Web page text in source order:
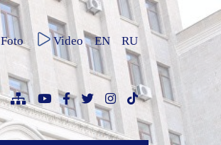
Foto Video EN RU